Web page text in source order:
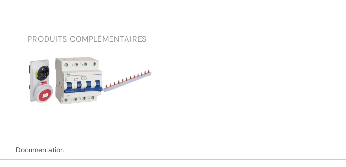
PRODUITS COMPLÉMENTAIRES
Documentation